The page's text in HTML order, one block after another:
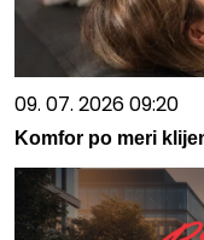
09. 07. 2026 09:20
Komfor po meri